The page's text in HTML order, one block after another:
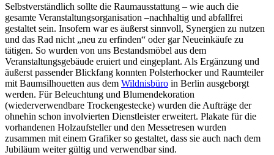
Selbstverständlich sollte die Raumausstattung – wie auch die
gesamte Veranstaltungsorganisation –nachhaltig und abfallfrei
gestaltet sein. Insofern war es äußerst sinnvoll, Synergien zu nutzen
und das Rad nicht „neu zu erfinden“ oder gar Neueinkäufe zu
tätigen. So wurden von uns Bestandsmöbel aus dem
Veranstaltungsgebäude eruiert und eingeplant. Als Ergänzung und
äußerst passender Blickfang konnten Polsterhocker und Raumteiler
mit Baumsilhouetten aus dem Wildnisbüro in Berlin ausgeborgt
werden. Für Beleuchtung und Blumendekoration
(wiederverwendbare Trockengestecke) wurden die Aufträge der
ohnehin schon involvierten Dienstleister erweitert. Plakate für die
vorhandenen Holzaufsteller und den Messetresen wurden
zusammen mit einem Grafiker so gestaltet, dass sie auch nach dem
Jubiläum weiter gültig und verwendbar sind.